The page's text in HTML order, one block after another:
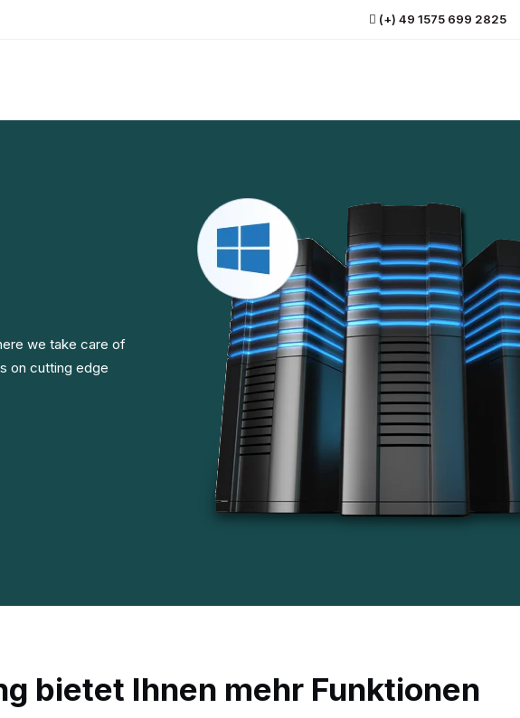
(+) 49 1575 699 2825
we take care of
on cutting edge
bietet Ihnen mehr Funktionen